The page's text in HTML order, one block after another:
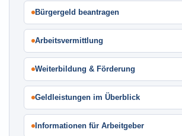
Bürgergeld beantragen
Arbeitsvermittlung
Weiterbildung & Förderung
Geldleistungen im Überblick
Informationen für Arbeitgeber